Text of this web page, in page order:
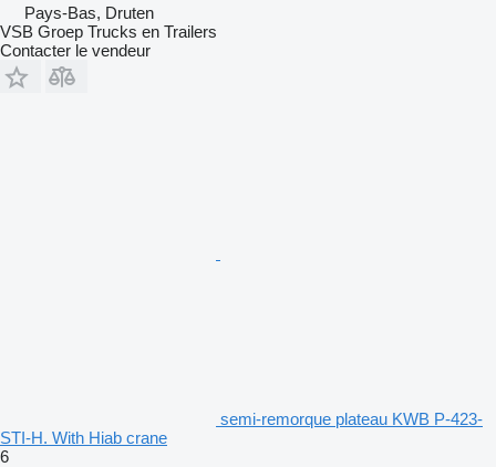
Pays-Bas, Druten
VSB Groep Trucks en Trailers
Contacter le vendeur
semi-remorque plateau KWB P-423-
STI-H. With Hiab crane
6